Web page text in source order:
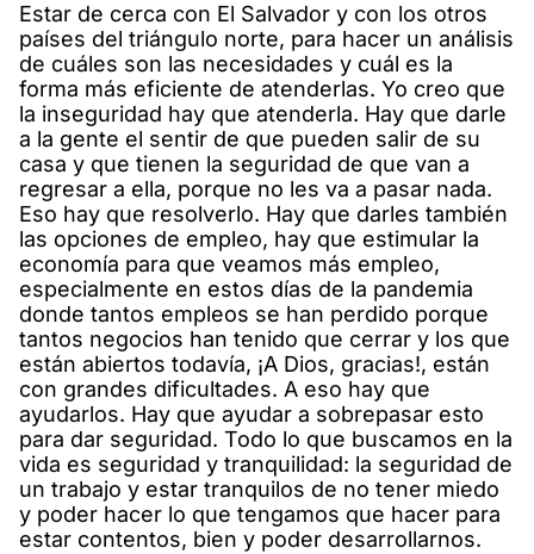
Estar de cerca con El Salvador y con los otros
países del triángulo norte, para hacer un análisis
de cuáles son las necesidades y cuál es la
forma más eficiente de atenderlas. Yo creo que
la inseguridad hay que atenderla. Hay que darle
a la gente el sentir de que pueden salir de su
casa y que tienen la seguridad de que van a
regresar a ella, porque no les va a pasar nada.
Eso hay que resolverlo. Hay que darles también
las opciones de empleo, hay que estimular la
economía para que veamos más empleo,
especialmente en estos días de la pandemia
donde tantos empleos se han perdido porque
tantos negocios han tenido que cerrar y los que
están abiertos todavía, ¡A Dios, gracias!, están
con grandes dificultades. A eso hay que
ayudarlos. Hay que ayudar a sobrepasar esto
para dar seguridad. Todo lo que buscamos en la
vida es seguridad y tranquilidad: la seguridad de
un trabajo y estar tranquilos de no tener miedo
y poder hacer lo que tengamos que hacer para
estar contentos, bien y poder desarrollarnos.